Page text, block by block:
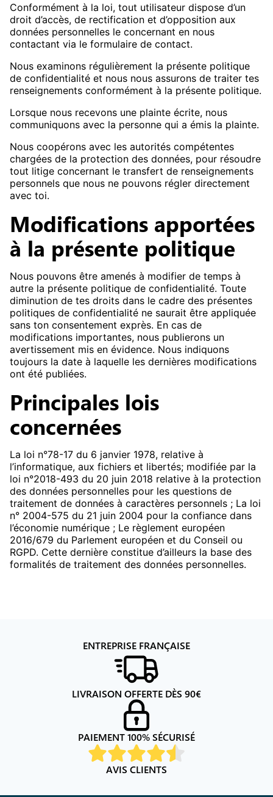
Conformément à la loi, tout utilisateur dispose d’un
droit d’accès, de rectification et d’opposition aux
données personnelles le concernant en nous
contactant via le formulaire de contact.
Nous examinons régulièrement la présente politique
de confidentialité et nous nous assurons de traiter tes
renseignements conformément à la présente politique.
Lorsque nous recevons une plainte écrite, nous
communiquons avec la personne qui a émis la plainte.
Nous coopérons avec les autorités compétentes
chargées de la protection des données, pour résoudre
tout litige concernant le transfert de renseignements
personnels que nous ne pouvons régler directement
avec toi.
Modifications apportées
à la présente politique
Nous pouvons être amenés à modifier de temps à
autre la présente politique de confidentialité. Toute
diminution de tes droits dans le cadre des présentes
politiques de confidentialité ne saurait être appliquée
sans ton consentement exprès. En cas de
modifications importantes, nous publierons un
avertissement mis en évidence. Nous indiquons
toujours la date à laquelle les dernières modifications
ont été publiées.
Principales lois
concernées
La loi n°78-17 du 6 janvier 1978, relative à
l’informatique, aux fichiers et libertés; modifiée par la
loi n°2018-493 du 20 juin 2018 relative à la protection
des données personnelles pour les questions de
traitement de données à caractères personnels ; La loi
n° 2004-575 du 21 juin 2004 pour la confiance dans
l’économie numérique ; Le règlement européen
2016/679 du Parlement européen et du Conseil ou
RGPD. Cette dernière constitue d’ailleurs la base des
formalités de traitement des données personnelles.
ENTREPRISE FRANÇAISE
LIVRAISON OFFERTE DÈS 90€
PAIEMENT 100% SÉCURISÉ
AVIS CLIENTS